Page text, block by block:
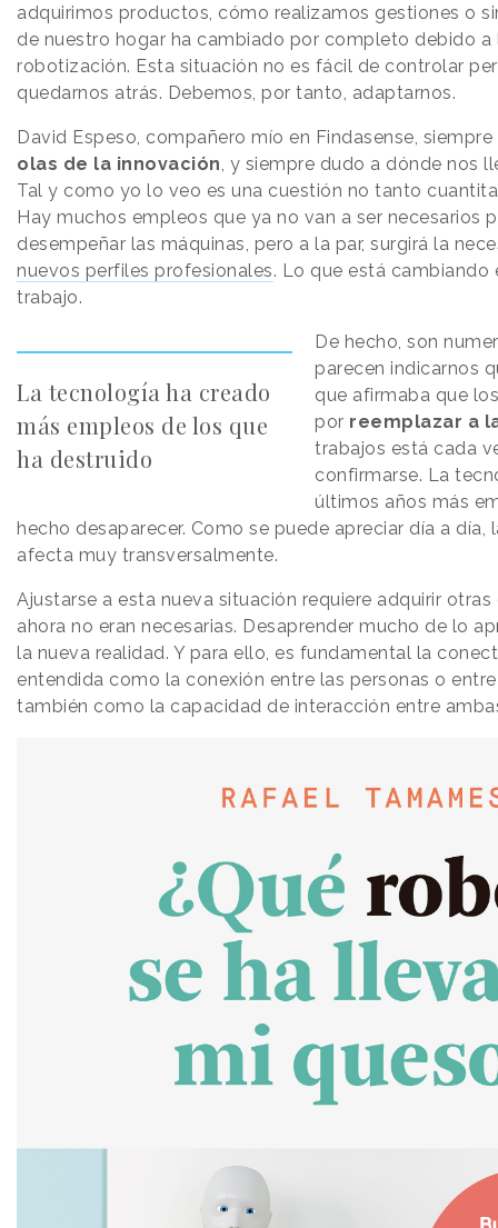
adquirimos productos, cómo realizamos gestiones o
de nuestro hogar ha cambiado por completo debido
robotización. Esta situación no es fácil de controlar
quedarnos atrás. Debemos, por tanto, adaptarnos.
David Espeso, compañero mío en Findasense,
olas de la innovación , y siempre dudo a dónde nos
Tal y como yo lo veo es una cuestión no tanto
Hay muchos empleos que ya no van a ser necesarios
desempeñar las máquinas, pero a la par, surgirá la
nuevos perfiles profesionales. Lo que está cambiando
trabajo.
La tecnología ha creado
más empleos de los que
ha destruido
De hecho, son
parecen indicarnos
que afirmaba que
por reemplazar a
trabajos está cada
confirmarse. La
últimos años más
hecho desaparecer. Como se puede apreciar día a día,
afecta muy transversalmente.
Ajustarse a esta nueva situación requiere adquirir
ahora no eran necesarias. Desaprender mucho de lo
la nueva realidad. Y para ello, es fundamental la
entendida como la conexión entre las personas o
también como la capacidad de interacción entre